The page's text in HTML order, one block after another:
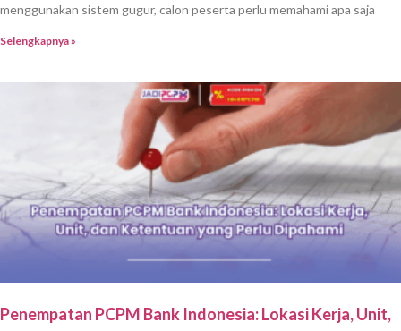
menggunakan sistem gugur, calon peserta perlu memahami apa saja
Selengkapnya »
Penempatan PCPM Bank Indonesia: Lokasi Kerja, Unit,